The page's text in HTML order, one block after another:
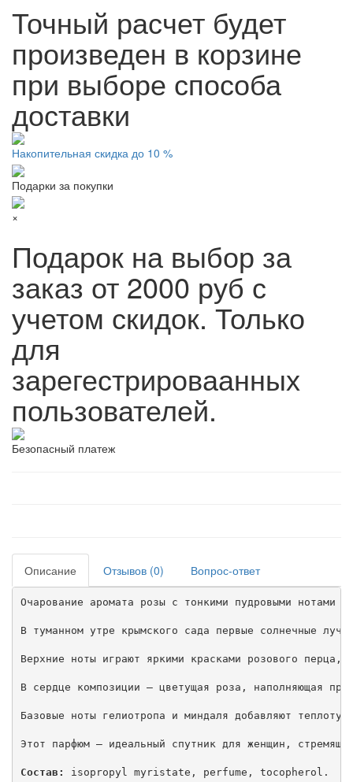
Точный расчет будет
произведен в корзине
при выборе способа
доставки
Накопительная скидка до 10 %
Подарки за покупки
×
Подарок на выбор за
заказ от 2000 руб с
учетом скидок. Только
для
зарегестрироваанных
пользователей.
Безопасный платеж
Описание Отзывов (0) Вопрос-ответ
Очарование аромата розы с тонкими пудровыми нотами
В туманном утре крымского сада первые солнечные
Верхние ноты играют яркими красками розового перца,
В сердце композиции — цветущая роза, наполняющая
Базовые ноты гелиотропа и миндаля добавляют
Этот парфюм — идеальный спутник для женщин,
Состав: isopropyl myristate, perfume, tocopherol.